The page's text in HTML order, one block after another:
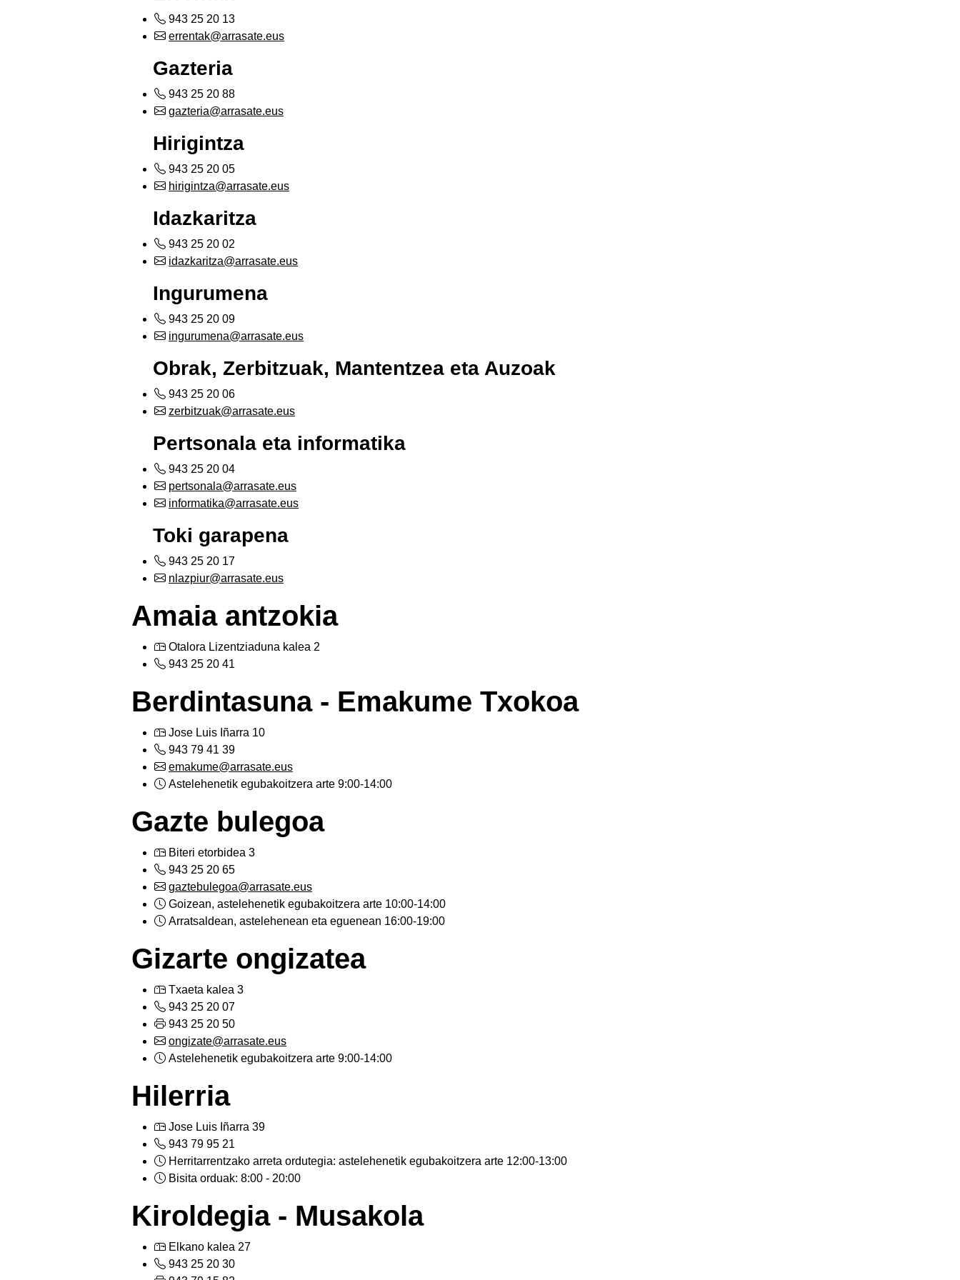
943 25 20 13
errentak@arrasate.eus
Gazteria
943 25 20 88
gazteria@arrasate.eus
Hirigintza
943 25 20 05
hirigintza@arrasate.eus
Idazkaritza
943 25 20 02
idazkaritza@arrasate.eus
Ingurumena
943 25 20 09
ingurumena@arrasate.eus
Obrak, Zerbitzuak, Mantentzea eta Auzoak
943 25 20 06
zerbitzuak@arrasate.eus
Pertsonala eta informatika
943 25 20 04
pertsonala@arrasate.eus
informatika@arrasate.eus
Toki garapena
943 25 20 17
nlazpiur@arrasate.eus
Amaia antzokia
Otalora Lizentziaduna kalea 2
943 25 20 41
Berdintasuna - Emakume Txokoa
Jose Luis Iñarra 10
943 79 41 39
emakume@arrasate.eus
Astelehenetik egubakoitzera arte 9:00-14:00
Gazte bulegoa
Biteri etorbidea 3
943 25 20 65
gaztebulegoa@arrasate.eus
Goizean, astelehenetik egubakoitzera arte 10:00-14:00
Arratsaldean, astelehenean eta eguenean 16:00-19:00
Gizarte ongizatea
Txaeta kalea 3
943 25 20 07
943 25 20 50
ongizate@arrasate.eus
Astelehenetik egubakoitzera arte 9:00-14:00
Hilerria
Jose Luis Iñarra 39
943 79 95 21
Herritarrentzako arreta ordutegia: astelehenetik egubakoitzera arte 12:00-13:00
Bisita orduak: 8:00 - 20:00
Kiroldegia - Musakola
Elkano kalea 27
943 25 20 30